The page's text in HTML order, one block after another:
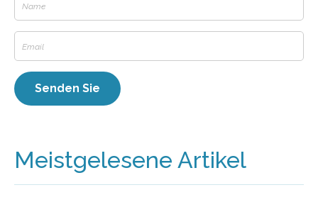
Meistgelesene Artikel